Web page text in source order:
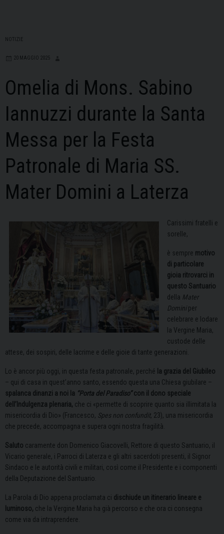
NOTIZIE
20 MAGGIO 2025
Omelia di Mons. Sabino
Iannuzzi durante la Santa
Messa per la Festa
Patronale di Maria SS.
Mater Domini a Laterza
Carissimi fratelli e
sorelle,
è sempre motivo
di particolare
gioia ritrovarci in
questo Santuario
della Mater
Dominiper
celebrare e lodare
la Vergine Maria,
custode delle
attese, dei sospiri, delle lacrime e delle gioie di tante generazioni.
Lo è ancor più oggi, in questa festa patronale, perché la grazia del Giubileo
– qui di casa in quest’anno santo, essendo questa una Chiesa giubilare –
spalanca dinanzi a noi la “Porta del Paradiso”con il dono speciale
dell’Indulgenza plenaria, che ci «permette di scoprire quanto sia illimitata la
misericordia di Dio» (Francesco, Spes non confundit, 23), una misericordia
che precede, accompagna e supera ogni nostra fragilità.
Saluto caramente don Domenico Giacovelli, Rettore di questo Santuario, il
Vicario generale, i Parroci di Laterza e gli altri sacerdoti presenti, il Signor
Sindaco e le autorità civili e militari, così come il Presidente e i componenti
della Deputazione del Santuario.
La Parola di Dio appena proclamata ci dischiude un itinerario lineare e
luminoso, che la Vergine Maria ha già percorso e che ora ci consegna
come via da intraprendere.